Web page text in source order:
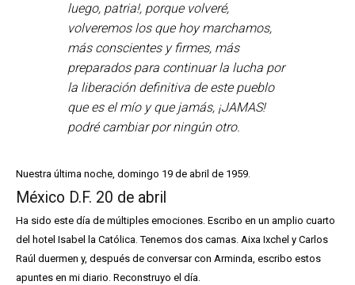
luego, patria!, porque volveré,
volveremos los que hoy marchamos,
más conscientes y firmes, más
preparados para continuar la lucha por
la liberación definitiva de este pueblo
que es el mío y que jamás, ¡JAMAS!
podré cambiar por ningún otro.
Nuestra última noche, domingo 19 de abril de 1959.
México D.F. 20 de abril
Ha sido este día de múltiples emociones. Escribo en un amplio cuarto
del hotel Isabel la Católica. Tenemos dos camas. Aixa Ixchel y Carlos
Raúl duermen y, después de conversar con Arminda, escribo estos
apuntes en mi diario. Reconstruyo el día.